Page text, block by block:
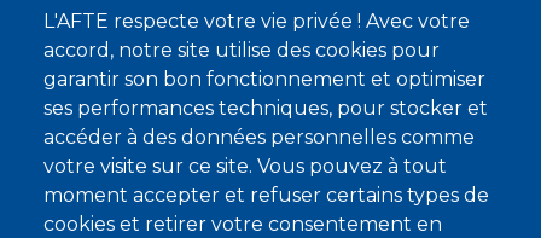
L'AFTE respecte votre vie privée ! Avec votre
accord, notre site utilise des cookies pour
garantir son bon fonctionnement et optimiser
ses performances techniques, pour stocker et
accéder à des données personnelles comme
votre visite sur ce site. Vous pouvez à tout
moment accepter et refuser certains types de
cookies et retirer votre consentement en
À propos
Qui sommes-nous ?
Devenir membre